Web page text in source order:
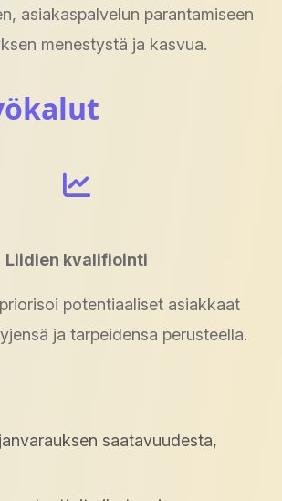
asiakaspalvelun parantamiseen
menestystä ja kasvua.
Liidien kvalifiointi
potentiaaliset asiakkaat
ja tarpeidensa perusteella.
saatavuudesta,